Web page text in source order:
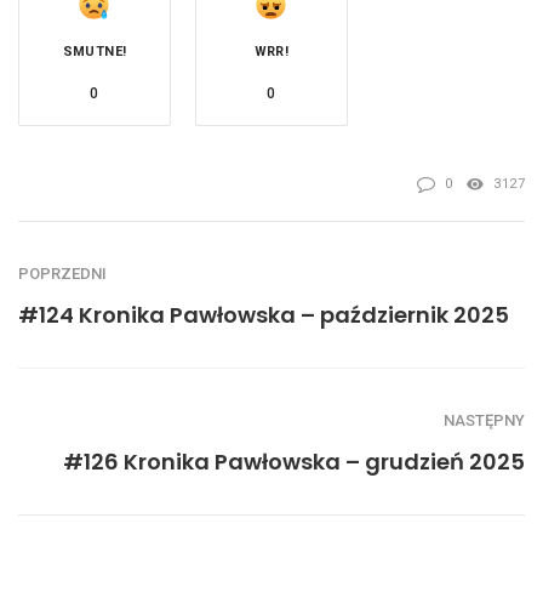
SMUTNE!
0
WRR!
0
0 3127
POPRZEDNI
#124 Kronika Pawłowska – październik 2025
NASTĘPNY
#126 Kronika Pawłowska – grudzień 2025